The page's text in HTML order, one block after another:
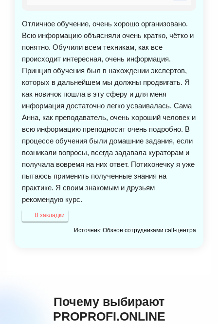
пересматриваю и пытаюсь внедрить все знания в
практику. У меня есть девочка, эксперт, я пытаюсь
её сейчас запустить. У меня запуск без вложений,
это, конечно очень долгий и трудоёмкий процесс.
Мне кажется, курс подходит больше тем, кто уже
что-то попробовал самостоятельно запустить, у
него не получилось, и он не понимает, какой
специалист ему нужен.
Отличное обучение, очень хорошо организовано.
Всю информацию объясняли очень кратко, чётко и
понятно. Обучили всем техникам, как все
происходит интересная, очень информация.
Принцип обучения был в нахождении экспертов,
которых в дальнейшем мы должны продвигать. Я
как новичок пошла в эту сферу и для меня
информация достаточно легко усваивалась. Сама
Анна, как преподаватель, очень хороший человек и
всю информацию преподносит очень подробно. В
процессе обучения были домашние задания, если
возникали вопросы, всегда задавала кураторам и
получала вовремя на них ответ. Потихонечку я уже
пытаюсь применить полученные знания на
практике. Я своим знакомым и друзьям
рекомендую курс.
В закладки
Источник: Обзвон сотрудниками call-центра
Почему выбирают
PROPROFI.ONLINE